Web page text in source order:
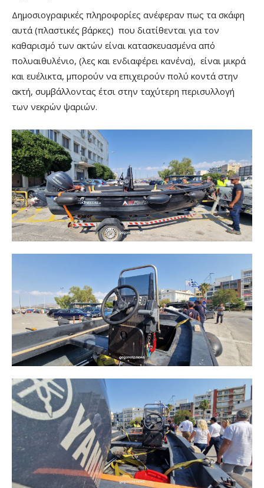
Δημοσιογραφικές πληροφορίες ανέφεραν πως τα σκάφη
αυτά (πλαστικές βάρκες) που διατίθενται για τον
καθαρισμό των ακτών είναι κατασκευασμένα από
πολυαιθυλένιο, (λες και ενδιαφέρει κανένα), είναι μικρά
και ευέλικτα, μπορούν να επιχειρούν πολύ κοντά στην
ακτή, συμβάλλοντας έτσι στην ταχύτερη περισυλλογή
των νεκρών ψαριών.